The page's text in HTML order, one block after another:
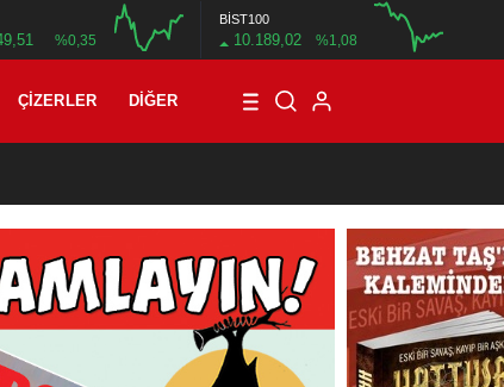
%0,35
BİST100
10.189,02 %1,08
ÇIZERLER DIĞER